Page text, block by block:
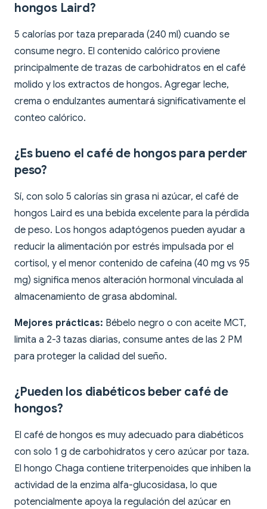
hongos Laird?
5 calorías por taza preparada (240 ml) cuando se
consume negro. El contenido calórico proviene
principalmente de trazas de carbohidratos en el café
molido y los extractos de hongos. Agregar leche,
crema o endulzantes aumentará significativamente el
conteo calórico.
¿Es bueno el café de hongos para perder
peso?
Sí, con solo 5 calorías sin grasa ni azúcar, el café de
hongos Laird es una bebida excelente para la pérdida
de peso. Los hongos adaptógenos pueden ayudar a
reducir la alimentación por estrés impulsada por el
cortisol, y el menor contenido de cafeína (40 mg vs 95
mg) significa menos alteración hormonal vinculada al
almacenamiento de grasa abdominal.
Mejores prácticas: Bébelo negro o con aceite MCT,
limita a 2-3 tazas diarias, consume antes de las 2 PM
para proteger la calidad del sueño.
¿Pueden los diabéticos beber café de
hongos?
El café de hongos es muy adecuado para diabéticos
con solo 1 g de carbohidratos y cero azúcar por taza.
El hongo Chaga contiene triterpenoides que inhiben la
actividad de la enzima alfa-glucosidasa, lo que
potencialmente apoya la regulación del azúcar en